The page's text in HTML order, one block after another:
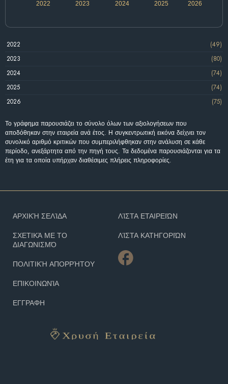
2025
2022 2023 2024 2026
2022
(49)
2023
(80)
2024
(74)
2025
(74)
2026
(75)
Το γράφημα παρουσιάζει το σύνολο όλων των αξιολογήσεων που
αποδόθηκαν στην εταιρεία ανά έτος. Η συγκεντρωτική εικόνα δείχνει τον
συνολικό αριθμό κριτικών που συμπεριλήφθηκαν στην ανάλυση σε κάθε
περίοδο, ανεξάρτητα από την πηγή τους. Τα δεδομένα παρουσιάζονται για τα
έτη για τα οποία υπήρχαν διαθέσιμες πλήρεις πληροφορίες.
ΑΡΧΙΚΉ ΣΕΛΊΔΑ
ΣΧΕΤΙΚΆ ΜΕ ΤΟ
ΔΙΑΓΩΝΙΣΜΌ
ΠΟΛΙΤΙΚΉ ΑΠΟΡΡΉΤΟΥ
ΕΠΙΚΟΙΝΩΝΊΑ
ΕΓΓΡΑΦΗ
ΛΊΣΤΑ ΕΤΑΙΡΕΙΏΝ
ΛΊΣΤΑ ΚΑΤΗΓΟΡΙΏΝ